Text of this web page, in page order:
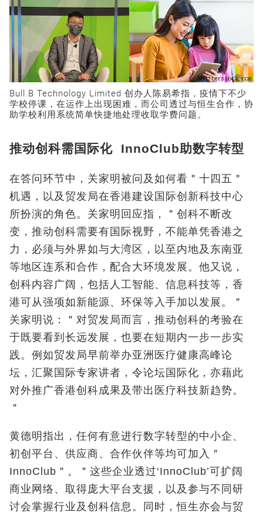
Bull.B Technology Limited 创办人陈易希指，疫情下不少
学校停课，在运作上出现困难，而公司透过与恒生合作，协
助学校利用系统简单快捷地处理收取学费问题。
推动创科需国际化 InnoClub助数字转型
在答问环节中，关家明被问及如何看＂十四五＂
机遇，以及贸发局在香港建设国际创新科技中心
所扮演的角色。关家明回应指，＂创科不断改
变，推动创科需要有国际视野，不能单凭香港之
力，必须与外界如与大湾区，以至内地及东南亚
等地区连系和合作，配合大环境发展。他又说，
创科内容广阔，包括人工智能、信息科技等，香
港可从强项如新能源、环保等入手加以发展。＂
关家明说：＂对贸发局而言，推动创科的考验在
于既要看到长远发展，也要在短期内一步一步实
践。例如贸发局早前举办亚洲医疗健康高峰论
坛，汇聚国际专家讲者，令论坛国际化，亦藉此
对外推广香港创科成果及带出医疗科技新趋势。
＂
黄德明指出，任何有意进行数字转型的中小企、
初创平台、供应商、合作伙伴等均可加入＂
InnoClub＂。＂这些企业透过‘InnoClub’可扩阔
商业网络、取得庞大平台支援，以及参与不同研
讨会掌握行业及创科信息。同时，恒生亦会与贸